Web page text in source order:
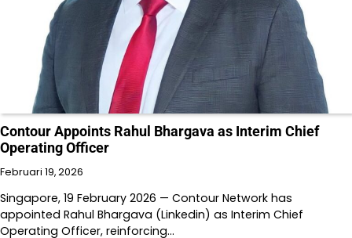
Contour Appoints Rahul Bhargava as Interim Chief
Operating Officer
Februari 19, 2026
Singapore, 19 February 2026 — Contour Network has
appointed Rahul Bhargava (Linkedin) as Interim Chief
Operating Officer, reinforcing…